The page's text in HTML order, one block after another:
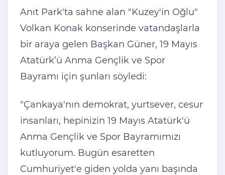
Anıt Park'ta sahne alan "Kuzey'in Oğlu"
Volkan Konak konserinde vatandaşlarla
bir araya gelen Başkan Güner, 19 Mayıs
Atatürk’ü Anma Gençlik ve Spor
Bayramı için şunları söyledi:
"Çankaya'nın demokrat, yurtsever, cesur
insanları, hepinizin 19 Mayıs Atatürk'ü
Anma Gençlik ve Spor Bayramımızı
kutluyorum. Bugün esaretten
Cumhuriyet'e giden yolda yanı başında